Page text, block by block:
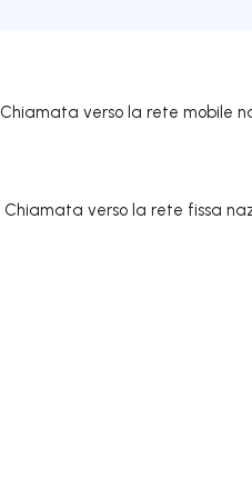
Chiamata verso la rete mobile
Chiamata verso la rete fissa